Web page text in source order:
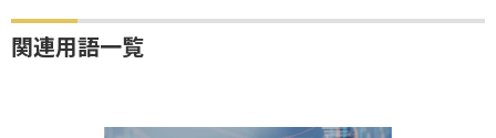
関連用語一覧